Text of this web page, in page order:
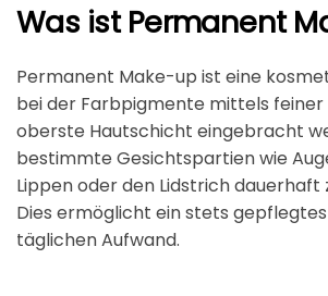
Was ist Permanent
Permanent Make-up ist eine
bei der Farbpigmente mittels feiner
oberste Hautschicht eingebracht
bestimmte Gesichtspartien wie
Lippen oder den Lidstrich dauerhaft
Dies ermöglicht ein stets
täglichen Aufwand.